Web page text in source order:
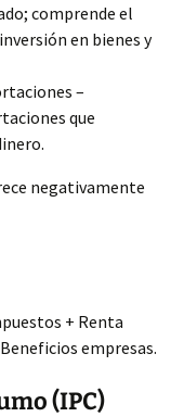
comprende el
en bienes y
–
que
negativamente
+ Renta
empresas.
(IPC)